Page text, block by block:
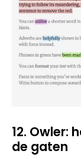
12. Owler:
de gaten